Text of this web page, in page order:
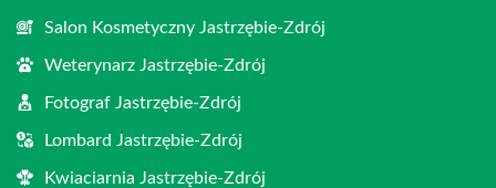
Salon Kosmetyczny Jastrzębie-Zdrój
Weterynarz Jastrzębie-Zdrój
Fotograf Jastrzębie-Zdrój
Lombard Jastrzębie-Zdrój
Kwiaciarnia Jastrzębie-Zdrój